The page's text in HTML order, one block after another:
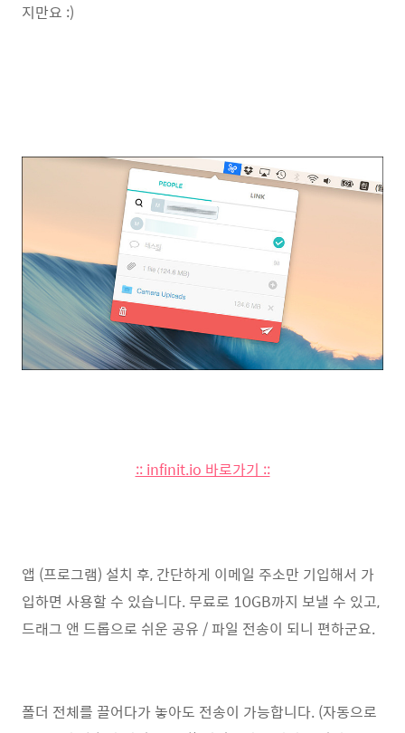
지만요 :)
:: infinit.io 바로가기 ::
앱 (프로그램) 설치 후, 간단하게 이메일 주소만 기입해서 가
입하면 사용할 수 있습니다. 무료로 10GB까지 보낼 수 있고,
드래그 앤 드롭으로 쉬운 공유 / 파일 전송이 되니 편하군요.
폴더 전체를 끌어다가 놓아도 전송이 가능합니다. (자동으로